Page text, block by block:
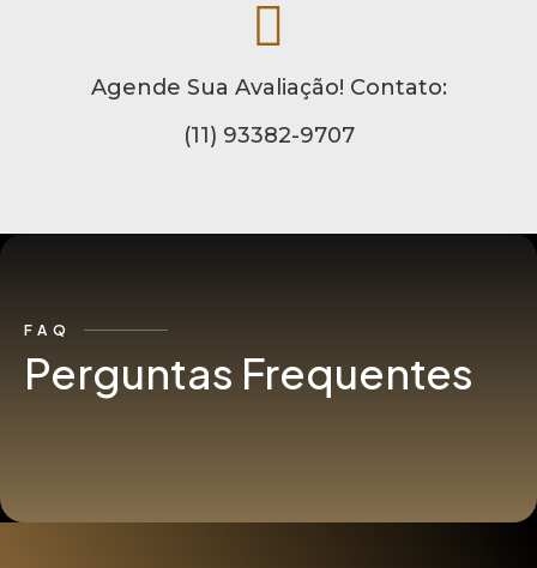
Agende Sua Avaliação! Contato:
(11) 93382-9707
FAQ
Perguntas Frequentes